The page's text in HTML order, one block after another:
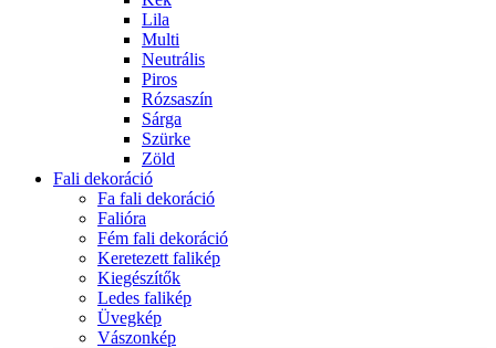
Lila
Multi
Neutrális
Piros
Rózsaszín
Sárga
Szürke
Zöld
Fali dekoráció
Fa fali dekoráció
Falióra
Fém fali dekoráció
Keretezett falikép
Kiegészítők
Ledes falikép
Üvegkép
Vászonkép